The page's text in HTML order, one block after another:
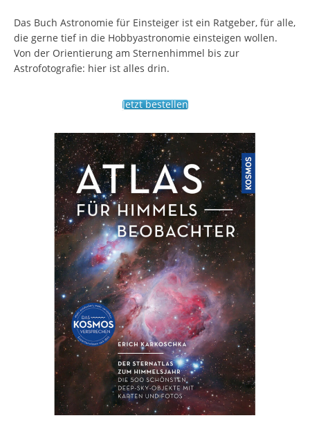
Das Buch Astronomie für Einsteiger ist ein Ratgeber, für alle,
die gerne tief in die Hobbyastronomie einsteigen wollen.
Von der Orientierung am Sternenhimmel bis zur
Astrofotografie: hier ist alles drin.
Jetzt bestellen